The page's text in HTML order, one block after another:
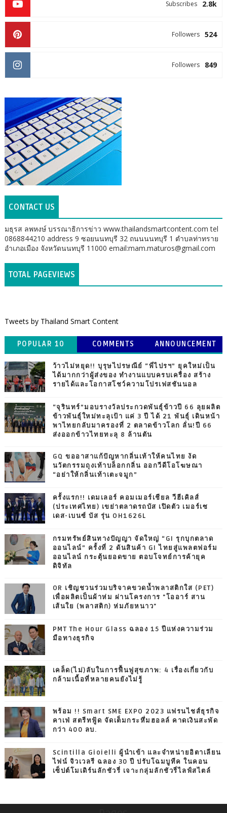
2.8k
Subscribes
524
Followers
849
Followers
CONTACT US
มธุรส ลพหงษ์ บรรณาธิการข่าว www.thailandsmartcontent.com tel
0868844210 address 9 ซอยนนทบุรี 32 ถนนนนทบุรี 1 ตำบลท่าทราย
อำเภอเมือง จังหวัดนนทบุรี 11000 email:mam.maturos@gmail.com
TOTAL PAGEVIEWS
Tweets by Thailand Smart Content
POPULAR 10 COMMENTS ANNOUNCEMENT
ว้าวไม่หยุด!! บุรุษไปรษณีย์ “พี่ไปรฯ” ยุคใหม่เป็น
ได้มากกว่าผู้ส่งของ ทำงานแบบครบเครื่อง สร้าง
รายได้และโอกาสโชว์ความโปรเฟสชันนอล
“จุรินทร์”มอบรางวัลประกวดพันธุ์ข้าวปี 66 ลุยผลิต
ข้าวพันธุ์ใหม่ทะลุเป้า แค่ 3 ปี ได้ 21 พันธุ์ เดินหน้า
พาไทยกลับมาครองที่ 2 ตลาดข้าวโลก ลั่น!ปี 66
ส่งออกข้าวไทยทะลุ 8 ล้านตัน
GQ ขออาสาแก้ปัญหากลิ่นเท้าให้คนไทย งัด
นวัตกรรมถุงเท้าบล็อกกลิ่น ออกวีดีโอโฆษณา
“อย่าให้กลิ่นเท้าเตะจมูก”
ครั้งแรก!! เดมเลอร์ คอมเมอร์เชียล วีฮีเคิลส์
(ประเทศไทย) เขย่าตลาดรถบัส เปิดตัว เมอร์เซ
เดส-เบนซ์ บัส รุ่น OH1626L
กรมทรัพย์สินทางปัญญา จัดใหญ่ “GI รุกบุกตลาด
ออนไลน์” ครั้งที่ 2 ดันสินค้า GI ไทยสู่แพลตฟอร์ม
ออนไลน์ กระตุ้นยอดขาย ตอบโจทย์การค้ายุค
ดิจิทัล
OR เชิญชวนร่วมบริจาคขวดน้ำพลาสติกใส (PET)
เพื่อผลิตเป็นผ้าห่ม ผ่านโครงการ "โออาร์ สาน
เส้นใย (พลาสติก) ห่มภัยหนาว"
PMT The Hour Glass ฉลอง 15 ปีแห่งความร่วม
มือทางธุรกิจ
เคล็ด(ไม่)ลับในการฟื้นฟูสุขภาพ: 4 เรื่องเกี่ยวกับ
กล้ามเนื้อที่หลายคนยังไม่รู้
พร้อม !! Smart SME EXPO 2023 แฟรนไชส์ธุรกิจ
คาเฟ่ สตรีทฟู้ด จัดเต็มกระหึ่มฮอลล์ คาดเงินสะพัด
กว่า 400 ลบ.
Scintilla Gioielli ผู้นำเข้า และจำหน่ายอิตาเลียน
ไฟน์ จิวเวลรี ฉลอง 30 ปี ปรับโฉมบูทีค ในคอน
เซ็ปต์โมเดิร์นลักชัวรี่ เจาะกลุ่มลักชัวรี่ไลฟ์สไตล์